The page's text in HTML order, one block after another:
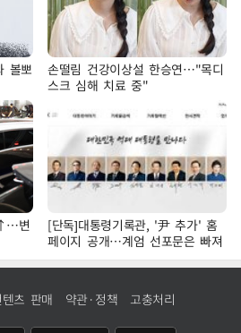
볼뽀
손떨림 건강이상설 한승연…"목디
스크 심해 치료 중"
변
[단독]대통령기록관, '尹 추가' 홈
페이지 공개…계엄 선포문은 빠져
츠 판매 약관·정책 고충처리